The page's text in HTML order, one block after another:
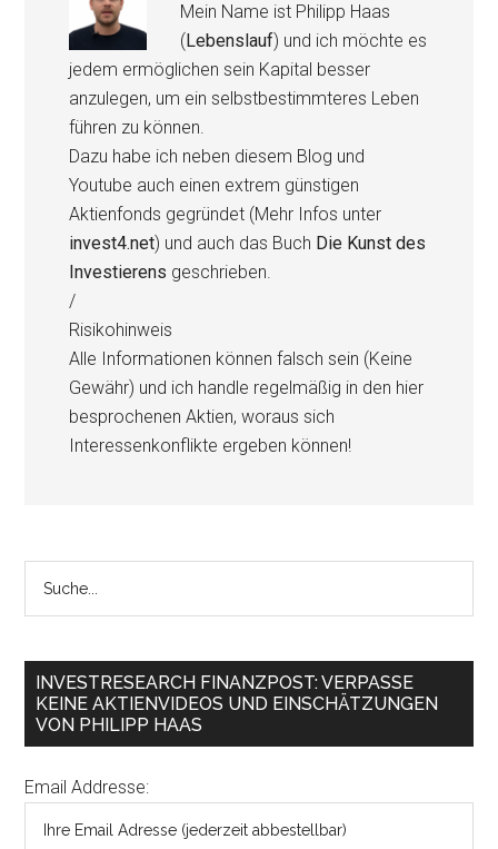
Mein Name ist Philipp Haas
(Lebenslauf) und ich möchte es
jedem ermöglichen sein Kapital besser
anzulegen, um ein selbstbestimmteres Leben
führen zu können.
Dazu habe ich neben diesem Blog und
Youtube auch einen extrem günstigen
Aktienfonds gegründet (Mehr Infos unter
invest4.net) und auch das Buch Die Kunst des
Investierens geschrieben.
/
Risikohinweis
Alle Informationen können falsch sein (Keine
Gewähr) und ich handle regelmäßig in den hier
besprochenen Aktien, woraus sich
Interessenkonflikte ergeben können!
INVESTRESEARCH FINANZPOST: VERPASSE
KEINE AKTIENVIDEOS UND EINSCHÄTZUNGEN
VON PHILIPP HAAS
Email Addresse: